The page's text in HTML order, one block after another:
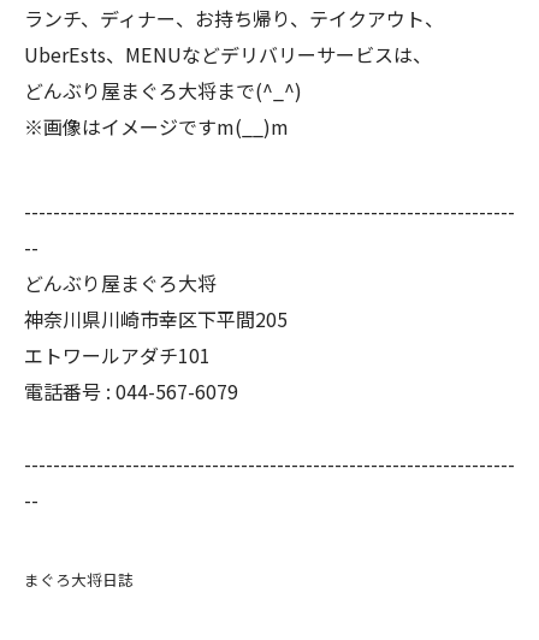
ランチ、ディナー、お持ち帰り、テイクアウト、
UberEsts、MENUなどデリバリーサービスは、
どんぶり屋まぐろ大将まで(^_^)
※画像はイメージですm(__)m
--------------------------------------------------------------------
--
どんぶり屋まぐろ大将
神奈川県川崎市幸区下平間205
エトワールアダチ101
電話番号 : 044-567-6079
--------------------------------------------------------------------
--
まぐろ大将日誌